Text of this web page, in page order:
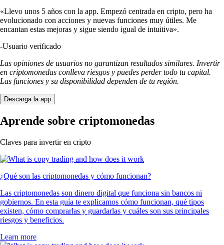
«Llevo unos 5 años con la app. Empezó centrada en cripto, pero ha
evolucionado con acciones y nuevas funciones muy útiles. Me
encantan estas mejoras y sigue siendo igual de intuitiva».
-Usuario verificado
Las opiniones de usuarios no garantizan resultados similares. Invertir
en criptomonedas conlleva riesgos y puedes perder todo tu capital.
Las funciones y su disponibilidad dependen de tu región.
Descarga la app
Aprende sobre criptomonedas
Claves para invertir en cripto
¿Qué son las criptomonedas y cómo funcionan?
Las criptomonedas son dinero digital que funciona sin bancos ni
gobiernos. En esta guía te explicamos cómo funcionan, qué tipos
existen, cómo comprarlas y guardarlas y cuáles son sus principales
riesgos y beneficios.
Learn more